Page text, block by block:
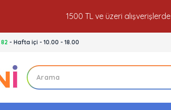
1500 TL ve üzeri alışverişlerde
- Hafta içi - 10.00 - 18.00